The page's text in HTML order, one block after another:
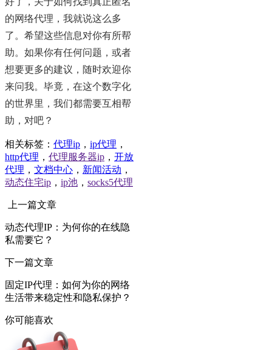
的网络代理，我就说这么多
了。希望这些信息对你有所帮
助。如果你有任何问题，或者
想要更多的建议，随时欢迎你
来问我。毕竟，在这个数字化
的世界里，我们都需要互相帮
助，对吧？
相关标签： 代理ip ， ip代理 ，
http代理 ， 代理服务器ip ， 开放
代理 ， 文档中心 ， 新闻活动 ，
动态住宅ip ， ip池 ， socks5代理
上一篇文章
动态代理IP：为何你的在线隐
私需要它？
下一篇文章
固定IP代理：如何为你的网络
生活带来稳定性和隐私保护？
你可能喜欢